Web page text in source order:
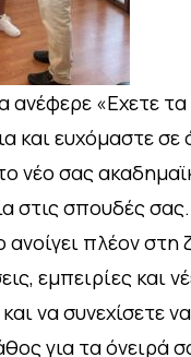
ανέφερε «Εχετε
και ευχόμαστε σε
νέο σας
στις σπουδές
ανοίγει πλέον στη
εμπειρίες και
να συνεχίσετε
για τα όνειρά